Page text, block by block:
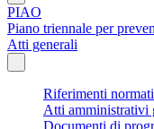
PIAO
Piano triennale per
Atti generali
Riferimenti
Atti amministrativi
Documenti di